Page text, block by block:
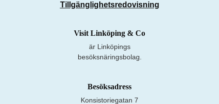
Tillgänglighetsredovisning
Visit Linköping & Co
är Linköpings
besöksnäringsbolag.
Besöksadress
Konsistoriegatan 7